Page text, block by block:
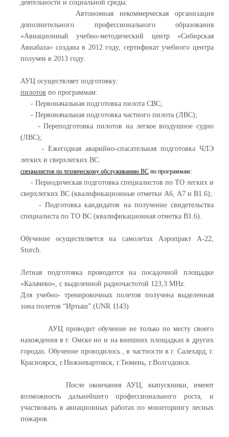
деятельности и социальной среды.
Автономная некоммерческая организация
дополнительного профессионального образования
«Авиационный учебно-методический центр «Сибирская
Авиабаза» создана в 2012 году, сертификат учебного центра
получен в 2013 году.
АУЦ осуществляет подготовку:
пилотов по программам:
- Первоначальная подготовка пилота СВС;
- Первоначальная подготовка частного пилота (ЛВС);
- Переподготовка пилотов на легкое воздушное судно
(ЛВС);
- Ежегодная аварийно-спасательная подготовка ЧЛЭ
легких и сверхлегких ВС.
специалистов по техническому обслуживанию ВС по программам:
- Периодическая подготовка специалистов по ТО легких и
сверхлегких ВС (квалификационные отметки А6, А7 и В1.6);
- Подготовка кандидатов на получение свидетельства
специалиста по ТО ВС (квалификационная отметка В1.6).
Обучение осуществляется на самолетах Аэропракт А-22,
Storch.
Летная подготовка проводится на посадочной площадке
«Калачево», с выделенной радиочастотой 123,3 MHz.
Для учебно- тренировочных полетов получена выделенная
зона полетов “Иртыш” (UNR 1143)
АУЦ проводит обучение не только по месту своего
нахождения в г. Омске но и на внешних площадках в других
городах. Обучение проводилось , в частности в г. Салехард, г.
Красноярск, г.Нижневартовск, г.Тюмень, г.Волгодонск.
После окончания АУЦ, выпускники, имеют
возможность дальнейшего профессионального роста, и
участвовать в авиационных работах по мониторингу лесных
пожаров.